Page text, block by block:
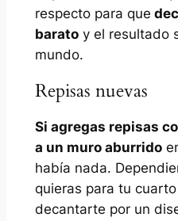
respecto para que
baratoy el resultado
mundo.
Repisas nuevas
Si agregas repisas
a un muro aburrido
había nada.
quieras para tu
decantarte por un